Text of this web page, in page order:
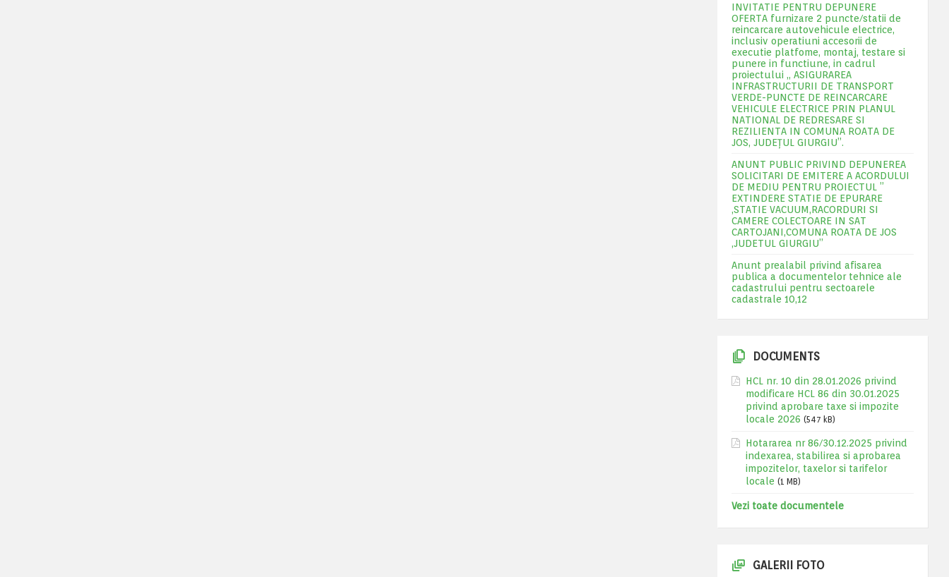
INVITATIE PENTRU DEPUNERE
OFERTA furnizare 2 puncte/statii de
reincarcare autovehicule electrice,
inclusiv operatiuni accesorii de
executie platfome, montaj, testare si
punere in functiune, in cadrul
proiectului „ ASIGURAREA
INFRASTRUCTURII DE TRANSPORT
VERDE-PUNCTE DE REINCARCARE
VEHICULE ELECTRICE PRIN PLANUL
NATIONAL DE REDRESARE SI
REZILIENTA IN COMUNA ROATA DE
JOS, JUDEŢUL GIURGIU”.
ANUNT PUBLIC PRIVIND DEPUNEREA
SOLICITARI DE EMITERE A ACORDULUI
DE MEDIU PENTRU PROIECTUL ”
EXTINDERE STATIE DE EPURARE
,STATIE VACUUM,RACORDURI SI
CAMERE COLECTOARE IN SAT
CARTOJANI,COMUNA ROATA DE JOS
,JUDETUL GIURGIU”
Anunt prealabil privind afisarea
publica a documentelor tehnice ale
cadastrului pentru sectoarele
cadastrale 10,12
DOCUMENTS
HCL nr. 10 din 28.01.2026 privind
modificare HCL 86 din 30.01.2025
privind aprobare taxe si impozite
locale 2026 (547 kB)
Hotararea nr 86/30.12.2025 privind
indexarea, stabilirea si aprobarea
impozitelor, taxelor si tarifelor
locale (1 MB)
Vezi toate documentele
GALERII FOTO